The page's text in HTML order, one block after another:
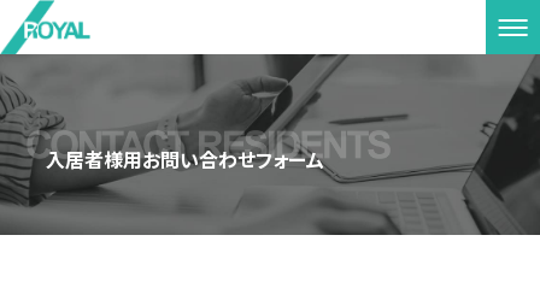
入居者様用お問い合わせフォーム